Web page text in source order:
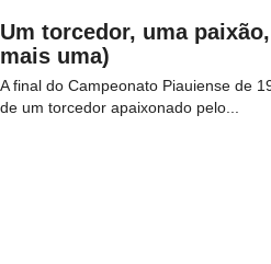
Um torcedor, uma
mais uma)
A final do Campeonato Piauiense de
de um torcedor apaixonado pelo...